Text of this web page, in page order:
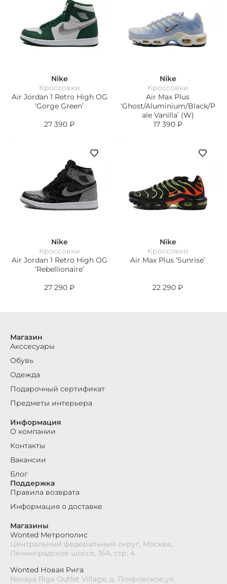
Nike
Кроссовки
Air Jordan 1 Retro High OG
‘Gorge Green’
27 390 ₽
Nike
Кроссовки
Air Max Plus
‘Ghost/Aluminium/Black/P
ale Vanilla’ (W)
17 390 ₽
Nike
Кроссовки
Air Jordan 1 Retro High OG
‘Rebellionaire’
27 290 ₽
Nike
Кроссовки
Air Max Plus ‘Sunrise’
22 290 ₽
Магазины
Wonted Метрополис
Центральный федеральный округ, Москва,
Ленинградское шоссе, 16А, стр. 4
Wonted Новая Рига
Novaya Riga Outlet Village, д. Покровское,ул.
Магазин
Акссесуары
Обувь
Одежда
Подарочный сертификат
Предметы интерьера
Информация
О компании
Контакты
Вакансии
Блог
Поддержка
Правила возврата
Информация о доставке